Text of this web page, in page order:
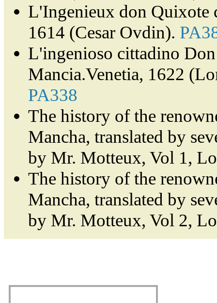
L'Ingenieux don Quixote
1614 (Cesar Ovdin).
L'ingenioso cittadino
Mancia.Venetia, 1622
PA338
The history of the
Mancha, translated by
by Mr. Motteux, Vol 1,
The history of the
Mancha, translated by
by Mr. Motteux, Vol 2,